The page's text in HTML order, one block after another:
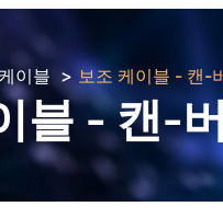
케이블 보조 케이블 - 캔-
블 - 캔-